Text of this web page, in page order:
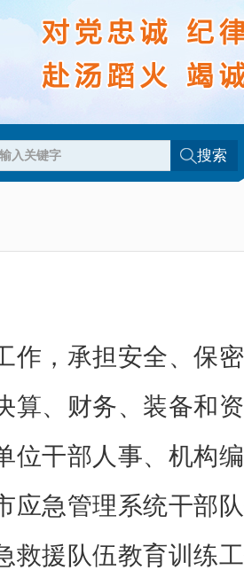
搜索
作，承担安全、保
算、财务、装备和
干部人事、机构编
应急管理系统干部
援队伍教育训练工